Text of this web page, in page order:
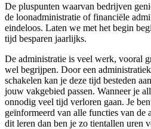
De pluspunten waarvan bedrijven
de loonadministratie of financiële
eindeloos. Laten we met het begin
tijd besparen jaarlijks.
De administratie is veel werk, vooral
wel begrijpen. Door een
schakelen kan je deze tijd besteden
jouw vakgebied passen. Wanneer je
onnodig veel tijd verloren gaan. Je
geïnformeerd van alle functies van de
dit leren dan ben je zo tientallen uren